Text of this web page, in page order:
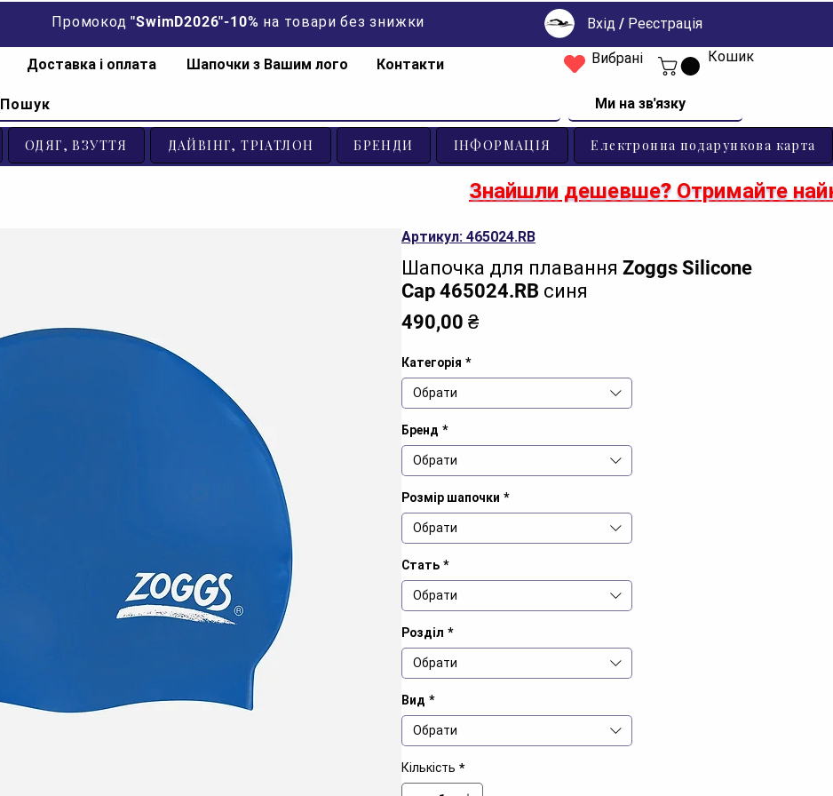
Промокод "SwimD2026"-10% на товари без знижки Вхід / Реєстрація
Доставка і оплата Шапочки з Вашим лого Контакти Вибрані Кошик
Пошук Ми на зв'язку
ОДЯГ, ВЗУТТЯ ДАЙВІНГ, ТРІАТЛОН БРЕНДИ ІНФОРМАЦІЯ Електронна подарункова карта
Артикул: 465024.RB
Шапочка для плавання Zoggs Silicone
Cap 465024.RB синя
490,00 ₴Ціна
Категорія *
Обрати
Бренд *
Обрати
Розмір шапочки *
Обрати
Стать *
Обрати
Розділ *
Обрати
Вид *
Обрати
Кількість *
Знайшли дешевше? Отримайте